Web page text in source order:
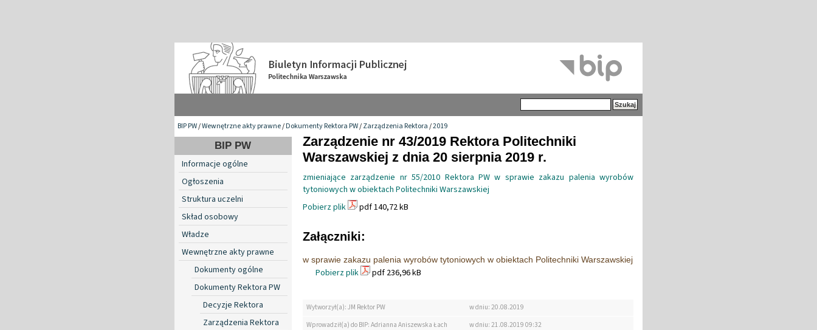
BIP PW/Wewnętrzne akty prawne/Dokumenty Rektora PW/Zarządzenia Rektora/2019
BIP PW
Informacje ogólne
Ogłoszenia
Struktura uczelni
Skład osobowy
Władze
Wewnętrzne akty prawne
Dokumenty ogólne
Dokumenty Rektora PW
Decyzje Rektora
Zarządzenia Rektora
Zarządzenie nr 43/2019 Rektora Politechniki
Warszawskiej z dnia 20 sierpnia 2019 r.
zmieniające zarządzenie nr 55/2010 Rektora PW w sprawie zakazu palenia wyrobów
tytoniowych w obiektach Politechniki Warszawskiej
Pobierz plik
pdf 140,72 kB
Załączniki:
w sprawie zakazu palenia wyrobów tytoniowych w obiektach Politechniki Warszawskiej
Pobierz plik pdf 236,96 kB
Wytworzył(a): JM Rektor PW
w dniu: 20.08.2019
Wprowadził(a) do BIP: Adrianna Aniszewska Łach
w dniu: 21.08.2019 09:32